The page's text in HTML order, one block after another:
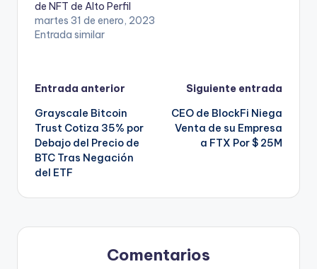
de NFT de Alto Perfil
martes 31 de enero, 2023
Entrada similar
Navegación
de
entradas
Entrada anterior
Grayscale Bitcoin
Trust Cotiza 35% por
Debajo del Precio de
BTC Tras Negación
del ETF
Siguiente entrada
CEO de BlockFi Niega
Venta de su Empresa
a FTX Por $ 25M
Comentarios